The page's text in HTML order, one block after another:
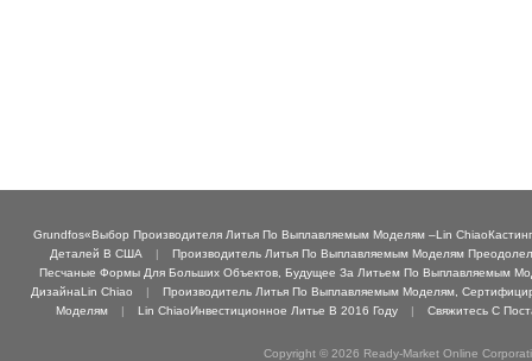
Grundfos«Выбор Производителя Литья По Выплавляемым Моделям –Lin
Деталей В США
|
Производитель Литья По Выплавляемым Моделям
Песчаные Формы Для Больших Объектов, Будущее За Литьем По Выплавляемым
ДизайнаLin Chiao
|
Производитель Литья По Выплавляемым Моделям,
Моделям
| Lin ChiaoИнвестиционное Литье В 2016 Году | Свяжитесь С
Copyright © 2026 Ready-Market Online